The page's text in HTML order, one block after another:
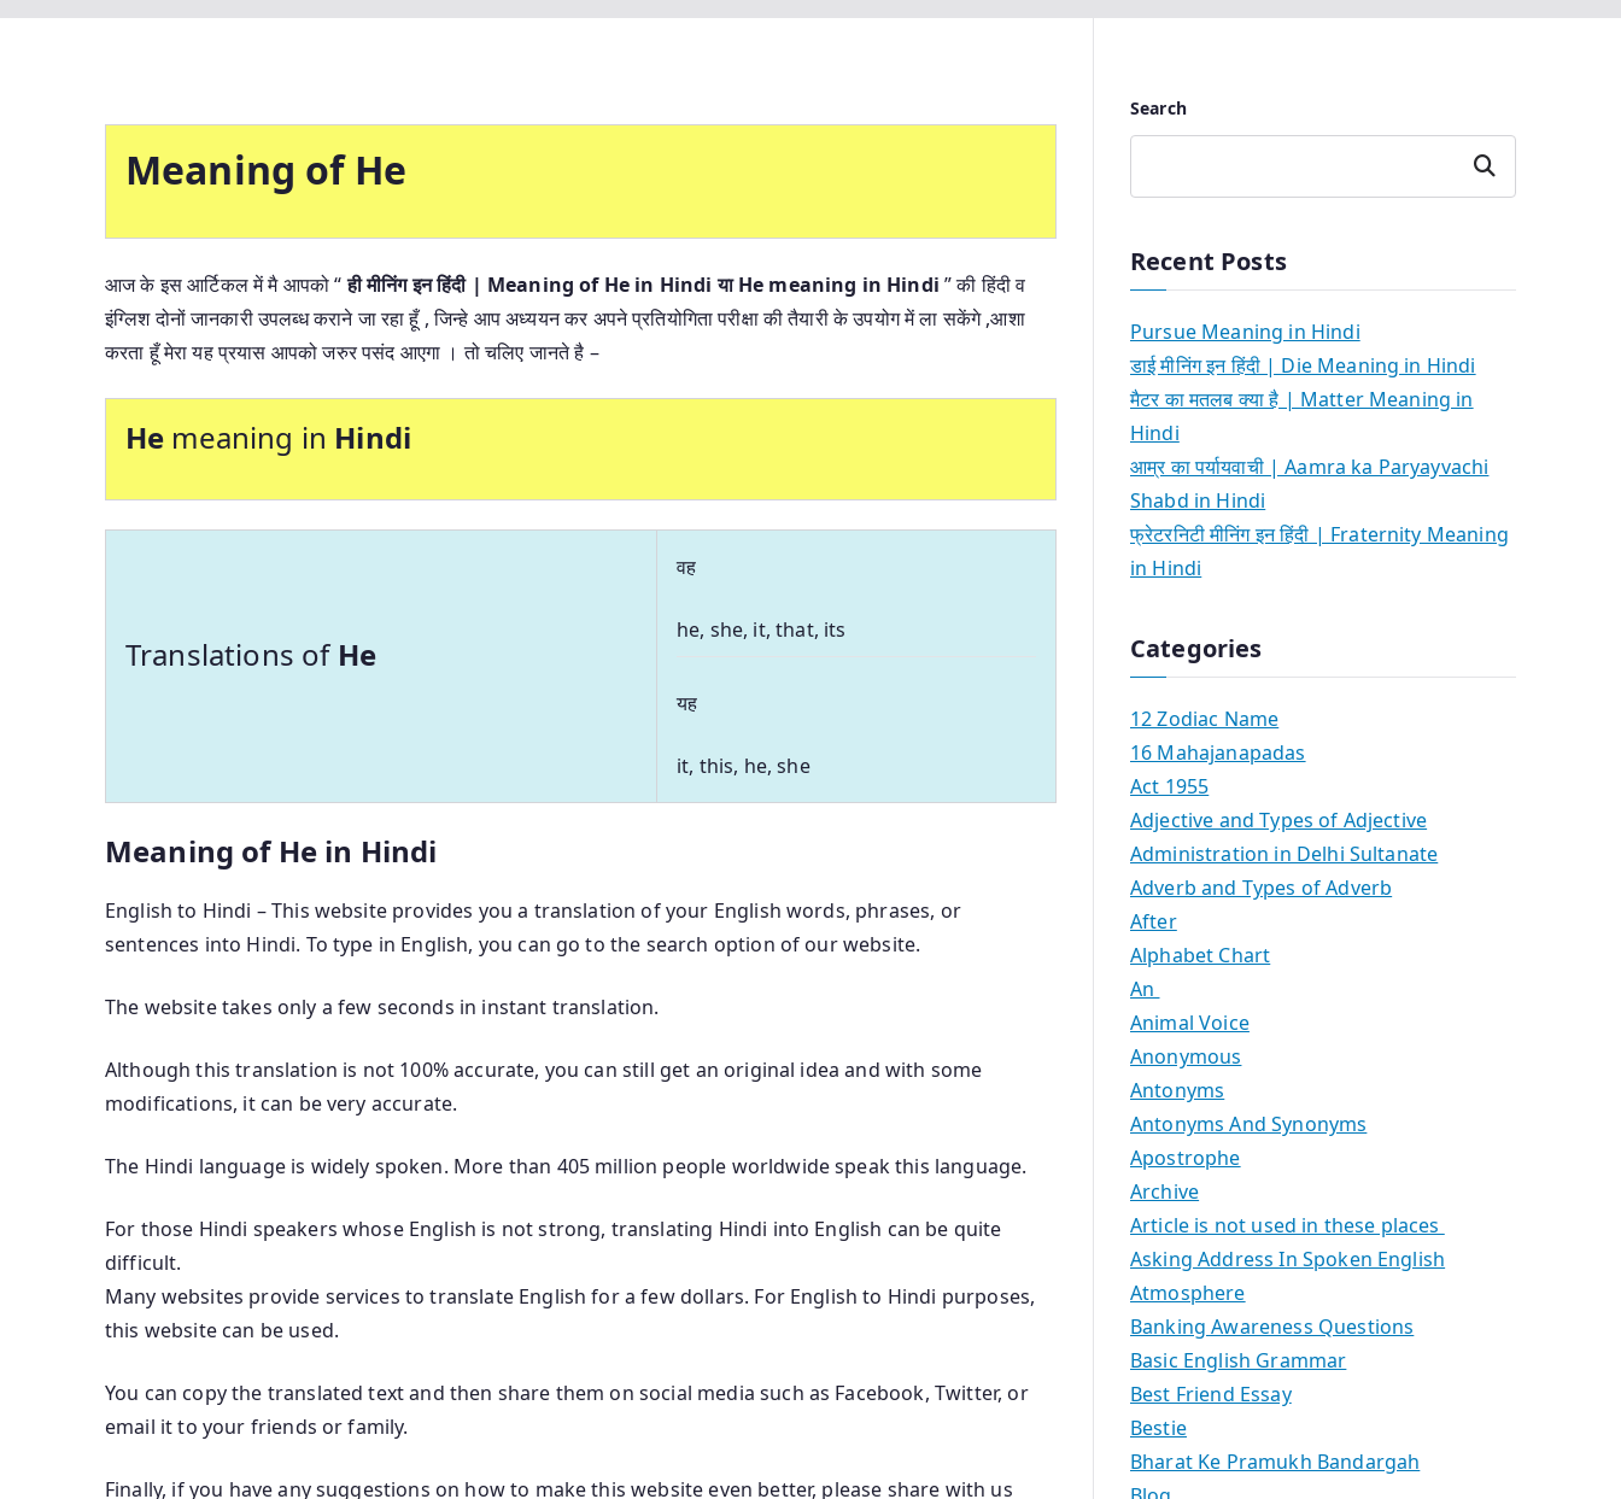
Meaning of He
आज के इस आर्टिकल में मै आपको “ही मीनिंग इन हिंदी | Meaning of He in Hindi या He meaning in Hindi ” की हिंदी व
इंग्लिश दोनों जानकारी उपलब्ध कराने जा रहा हूँ , जिन्हे आप अध्ययन कर अपने प्रतियोगिता परीक्षा की तैयारी के उपयोग में ला सकेंगे ,आशा
करता हूँ मेरा यह प्रयास आपको जरुर पसंद आएगा । तो चलिए जानते है –
He meaning in Hindi
Translations of He
वह
he, she, it, that, its
यह
it, this, he, she
Meaning of He in Hindi
English to Hindi – This website provides you a translation of your English words, phrases, or
sentences into Hindi. To type in English, you can go to the search option of our website.
The website takes only a few seconds in instant translation.
Although this translation is not 100% accurate, you can still get an original idea and with some
modifications, it can be very accurate.
The Hindi language is widely spoken. More than 405 million people worldwide speak this language.
For those Hindi speakers whose English is not strong, translating Hindi into English can be quite
difficult.
Many websites provide services to translate English for a few dollars. For English to Hindi purposes,
this website can be used.
You can copy the translated text and then share them on social media such as Facebook, Twitter, or
email it to your friends or family.
Finally, if you have any suggestions on how to make this website even better, please share with us
Search
Search
Recent Posts
Pursue Meaning in Hindi
डाई मीनिंग इन हिंदी | Die Meaning in Hindi
मैटर का मतलब क्या है | Matter Meaning in
Hindi
आम्र का पर्यायवाची | Aamra ka Paryayvachi
Shabd in Hindi
फ्रेटरनिटी मीनिंग इन हिंदी | Fraternity Meaning
in Hindi
Categories
12 Zodiac Name
16 Mahajanapadas
Act 1955
Adjective and Types of Adjective
Administration in Delhi Sultanate
Adverb and Types of Adverb
After
Alphabet Chart
An
Animal Voice
Anonymous
Antonyms
Antonyms And Synonyms
Apostrophe
Archive
Article is not used in these places
Asking Address In Spoken English
Atmosphere
Banking Awareness Questions
Basic English Grammar
Best Friend Essay
Bestie
Bharat Ke Pramukh Bandargah